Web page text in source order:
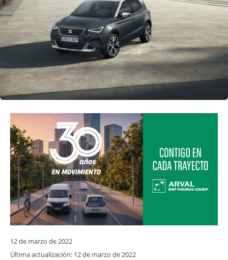
12 de marzo de 2022
Última actualización: 12 de marzo de 2022